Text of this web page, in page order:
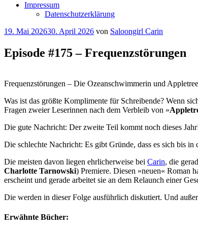
Impressum
Datenschutzerklärung
Veröffentlicht
19. Mai 202630. April 2026 von Saloongirl Carin
Episode #175 – Frequenzstörungen
Frequenzstörungen – Die Ozeanschwimmerin und
Was ist das größte Komplimente für Schreibende? Wenn
Fragen zweier Leserinnen nach dem Verbleib von »
Die gute Nachricht: Der zweite Teil kommt noch dieses
Die schlechte Nachricht: Es gibt Gründe, dass es sich bis in
Die meisten davon liegen ehrlicherweise bei Carin, die
Charlotte Tarnowski) Premiere. Diesen »neuen« Roman
erscheint und gerade arbeitet sie an dem Relaunch einer
Die werden in dieser Folge ausführlich diskutiert. Und
Erwähnte Bücher: